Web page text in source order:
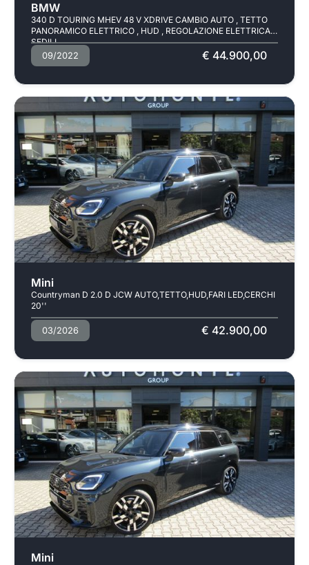
BMW
340 D TOURING MHEV 48 V XDRIVE CAMBIO AUTO , TETTO
PANORAMICO ELETTRICO , HUD , REGOLAZIONE ELETTRICA
SEDILI
09/2022
€ 44.900,00
Mini
Countryman D 2.0 D JCW AUTO,TETTO,HUD,FARI LED,CERCHI
20''
03/2026 € 42.900,00
Mini